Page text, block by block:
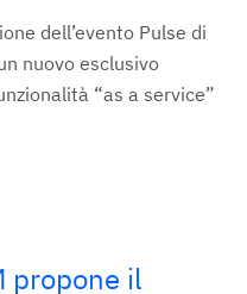
dell’evento Pulse di
nuovo esclusivo
“as a service”
propone il